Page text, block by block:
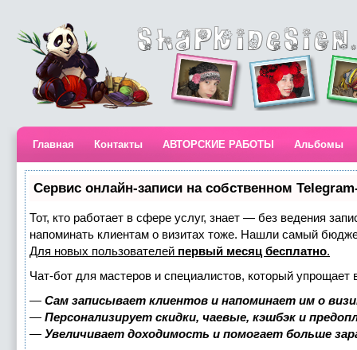
Главная Контакты АВТОРСКИЕ РАБОТЫ Альбомы
Сервис онлайн-записи на собственном
Тот, кто работает в сфере услуг, знает — без ведения
напоминать клиентам о визитах тоже. Нашли самый
Для новых пользователей первый месяц бесплатно.
Чат-бот для мастеров и специалистов, который упрощает
— Сам записывает клиентов и напоминает им о
— Персонализирует скидки, чаевые, кэшбэк и
— Увеличивает доходимость и помогает больше